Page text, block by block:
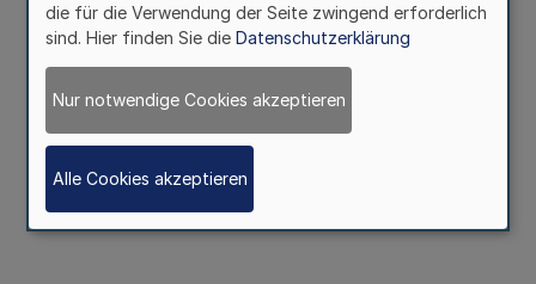
Westfalen werden für ungültig erklärt.
unbefugten Nutzung wird um sofortige Unterrichtung der
Unfallkasse Nordrhein-Westfalen, Geschäftsbereich
Stricker (Tel. 0211/9024-1334), Sankt-Franziskus-Str. 146,
40470 Düsseldorf, gebeten.
die für die Verwendung der Seite zwingend erforderlich
sind. Hier finden Sie die Datenschutzerklärung
Nur notwendige Cookies akzeptieren
Alle Cookies akzeptieren